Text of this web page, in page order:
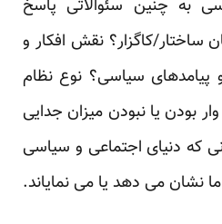
به چنین سئوالاتی پاسخ
ساختار/کاگزار؟ نقش افکار و
پیامدهای سیاسی؟ نوع نظام
بودن یا نبودن میزان جدایی
که دنیای اجتماعی و سیاسی
نشان می دهد یا می نمایاند.